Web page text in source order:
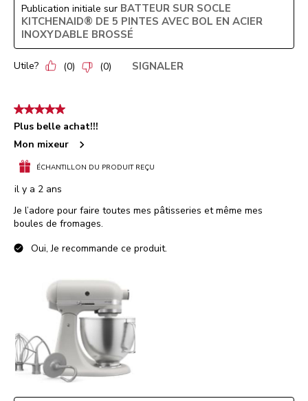
Publication initiale sur BATTEUR SUR SOCLE
KITCHENAID® DE 5 PINTES AVEC BOL EN ACIER
INOXYDABLE BROSSÉ
Utile? (0) (0) SIGNALER
5 étoile(s) sur 5.
Plus belle achat!!!
Mon mixeur
ÉCHANTILLON DU PRODUIT REÇU
il y a 2 ans
Je l’adore pour faire toutes mes pâtisseries et même mes
boules de fromages.
Oui, Je recommande ce produit.